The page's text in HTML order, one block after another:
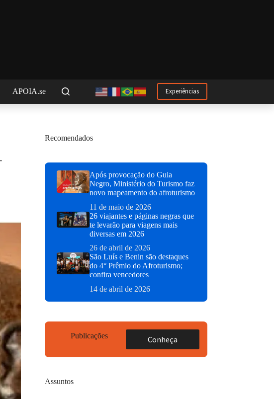
APOIA.se Experiências
Recomendados
Após provocação do Guia
Negro, Ministério do Turismo faz
novo mapeamento do afroturismo
11 de maio de 2026
26 viajantes e páginas negras que
te levarão para viagens mais
diversas em 2026
26 de abril de 2026
São Luís e Benin são destaques
do 4° Prêmio do Afroturismo;
confira vencedores
14 de abril de 2026
Publicações Conheça
Assuntos